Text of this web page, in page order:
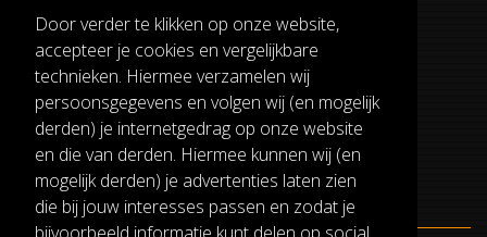
Door verder te klikken op onze website,
accepteer je cookies en vergelijkbare
technieken. Hiermee verzamelen wij
persoonsgegevens en volgen wij (en mogelijk
derden) je internetgedrag op onze website
en die van derden. Hiermee kunnen wij (en
mogelijk derden) je advertenties laten zien
die bij jouw interesses passen en zodat je
Dinsdag T/M Zaterdag
van 8:00-17:00
Verzenddagen
Dinsdag T/M Vrijdag
Pauze
12:30-13:00